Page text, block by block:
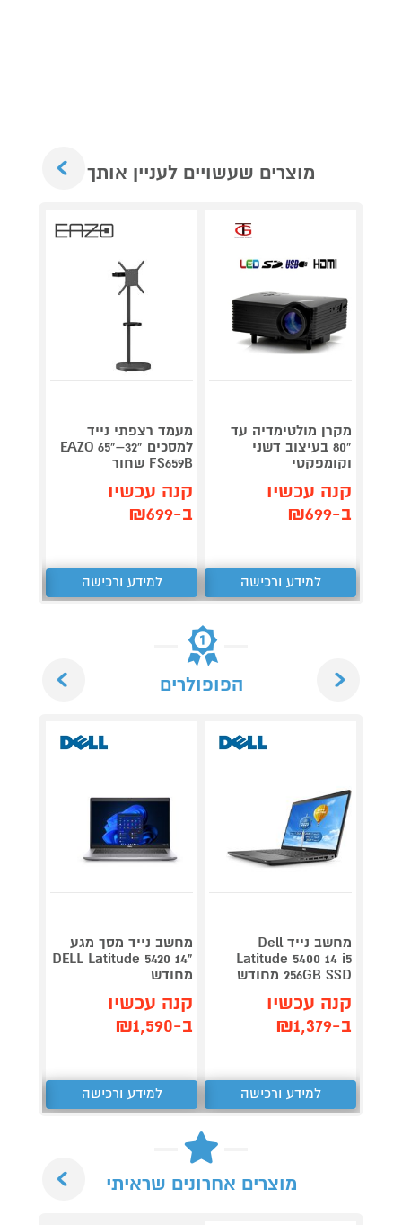
מוצרים שעשויים לעניין אותך
מקרן מולטימדיה עד
"80 בעיצוב דשני
וקומפקטי
קנה עכשיו
ב-₪699
למידע ורכישה
מעמד רצפתי נייד
למסכים "32–"65 EAZO
FS659B שחור
קנה עכשיו
ב-₪699
למידע ורכישה
הפופולרים
מחשב נייד Dell
Latitude 5400 14 i5
256GB SSD מחודש
קנה עכשיו
ב-₪1,379
למידע ורכישה
מחשב נייד מסך מגע
"14 DELL Latitude 5420
מחודש
קנה עכשיו
ב-₪1,590
למידע ורכישה
מוצרים אחרונים שראיתי